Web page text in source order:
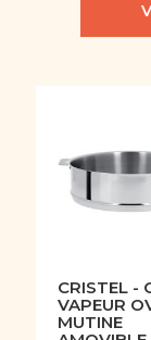
CRISTEL -
VAPEUR
MUTINE